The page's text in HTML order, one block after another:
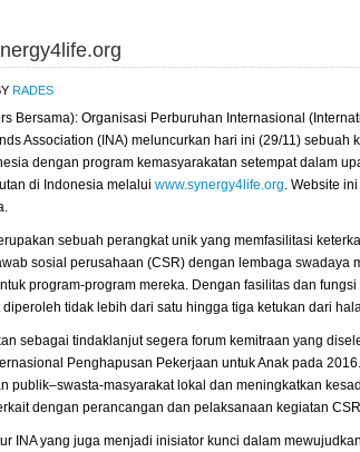
RADES
Bersama): Organisasi Perburuhan Internasional
Association (INA) meluncurkan hari ini (29/11) sebuah
dengan program kemasyarakatan setempat dalam
di Indonesia melalui www.synergy4life.org. Website
sebuah perangkat unik yang memfasilitasi
sosial perusahaan (CSR) dengan lembaga swadaya
program-program mereka. Dengan fasilitas dan
tidak lebih dari satu hingga tiga ketukan dari
sebagai tindaklanjut segera forum kemitraan yang
Penghapusan Pekerjaan untuk Anak pada
publik–swasta-masyarakat lokal dan meningkatkan
dengan perancangan dan pelaksanaan kegiatan
INA yang juga menjadi inisiator kunci dalam